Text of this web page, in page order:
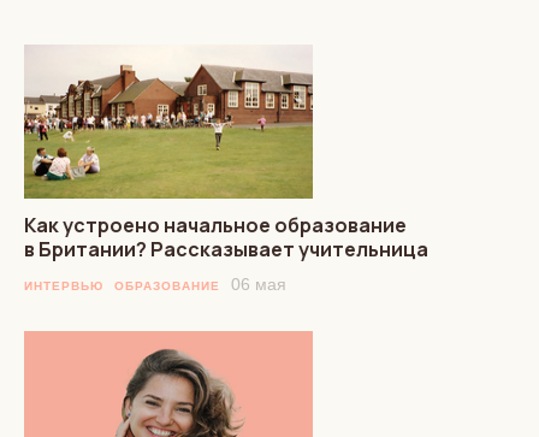
Как устроено начальное образование
в Британии? Рассказывает учительница
ИНТЕРВЬЮ ОБРАЗОВАНИЕ 06 мая